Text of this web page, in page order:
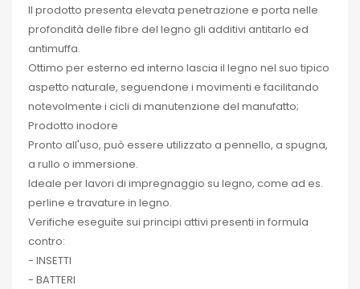
Il prodotto presenta elevata penetrazione e porta nelle
profondità delle fibre del legno gli additivi antitarlo ed
antimuffa.
Ottimo per esterno ed interno lascia il legno nel suo tipico
aspetto naturale, seguendone i movimenti e facilitando
notevolmente i cicli di manutenzione del manufatto;
Prodotto inodore
Pronto all'uso, può essere utilizzato a pennello, a spugna,
a rullo o immersione.
Ideale per lavori di impregnaggio su legno, come ad es.
perline e travature in legno.
Verifiche eseguite sui principi attivi presenti in formula
contro:
- INSETTI
- BATTERI